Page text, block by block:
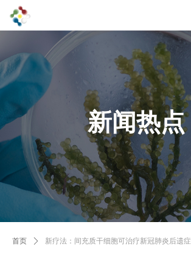
新闻热点
首页 ꄲ 新疗法：间充质干细胞可治疗新冠肺炎后遗症